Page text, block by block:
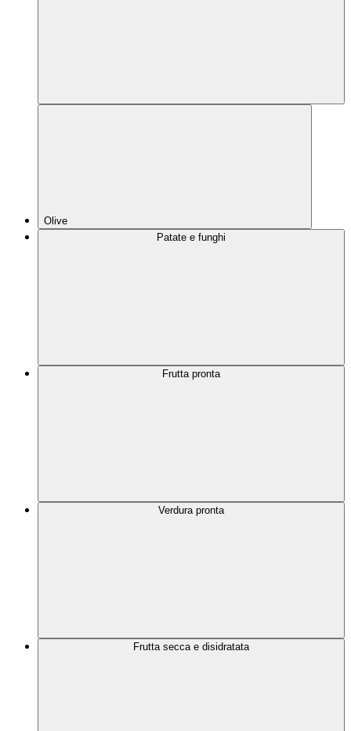
Olive
Patate e funghi
Frutta pronta
Verdura pronta
Frutta secca e disidratata